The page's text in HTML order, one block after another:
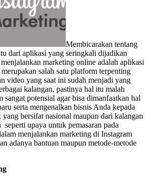
Membicarakan tentang
dari aplikasi yang seringkali dijadikan
marketing online adalah aplikasi
salah satu platform terpenting
video yang saat ini sudah menjadi yang
kalangan, pastinya hal itu malah
sangat potensial agar bisa dimanfaatkan hal
serta mengenalkan bisnis Anda kepada
yang bersifat nasional maupun dari kalangan
upaya untuk pemasaran pada
menjalankan marketing di Instagram
adanya bantuan maupun metode-metode